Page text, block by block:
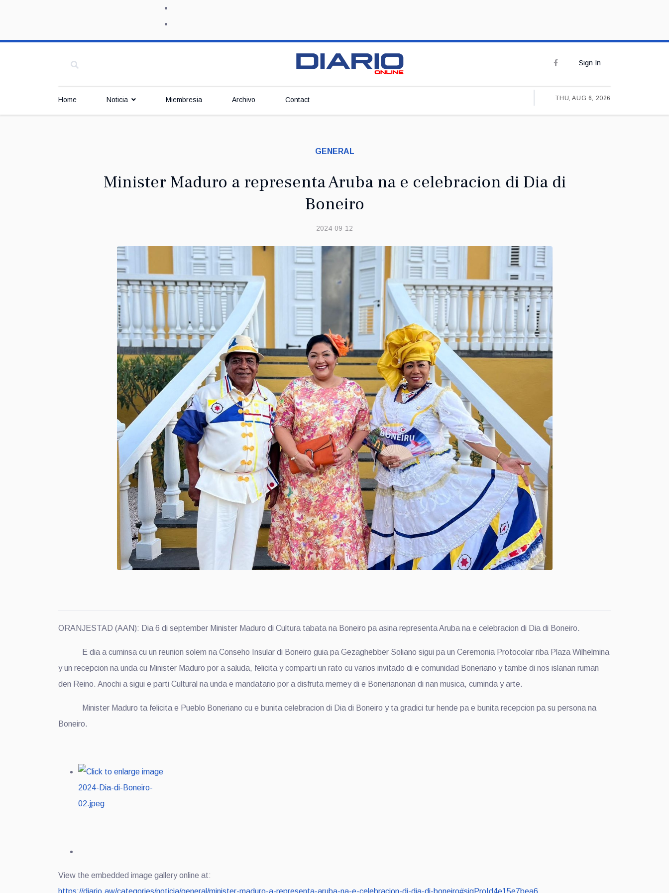
Sign In
Home Noticia Miembresia Archivo Contact THU, AUG 6, 2026
GENERAL
Minister Maduro a representa Aruba na e celebracion di Dia di
Boneiro
2024-09-12
ORANJESTAD (AAN): Dia 6 di september Minister Maduro di Cultura tabata na Boneiro pa asina representa Aruba na e celebracion di Dia di Boneiro.
E dia a cuminsa cu un reunion solem na Conseho Insular di Boneiro guia pa Gezaghebber Soliano sigui pa un Ceremonia Protocolar riba Plaza Wilhelmina
y un recepcion na unda cu Minister Maduro por a saluda, felicita y comparti un rato cu varios invitado di e comunidad Boneriano y tambe di nos islanan ruman
den Reino. Anochi a sigui e parti Cultural na unda e mandatario por a disfruta memey di e Bonerianonan di nan musica, cuminda y arte.
Minister Maduro ta felicita e Pueblo Boneriano cu e bunita celebracion di Dia di Boneiro y ta gradici tur hende pa e bunita recepcion pa su persona na
Boneiro.
View the embedded image gallery online at: